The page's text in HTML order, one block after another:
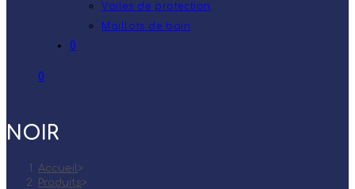
Voiles de protection
Maillots de bain
0
0
NOIR
Accueil >
Produits>